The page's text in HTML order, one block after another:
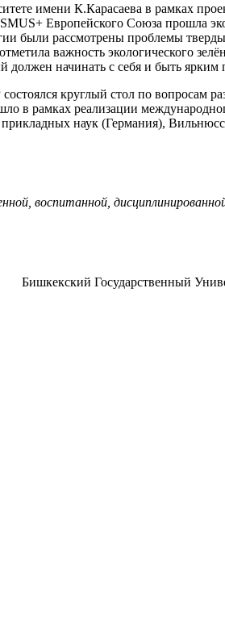
имени К.Карасаева в рамках
Европейского Союза прошла
были рассмотрены проблемы
важность экологического
должен начинать с себя и быть ярким
круглый стол по вопросам
в рамках реализации
наук (Германия),
воспитанной,
Бишкекский Государственный